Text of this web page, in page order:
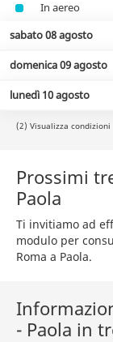
In aereo
sabato 08 agosto
domenica 09 agosto
lunedì 10 agosto
(2) Visualizza condizioni
Prossimi
Paola
Ti invitiamo ad
modulo per
Roma a Paola.
- Paola in